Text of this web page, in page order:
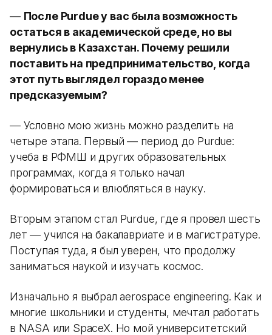
— После Purdue у вас была возможность
остаться в академической среде, но вы
вернулись в Казахстан. Почему решили
поставить на предпринимательство, когда
этот путь выглядел гораздо менее
предсказуемым?
— Условно мою жизнь можно разделить на
четыре этапа. Первый — период до Purdue:
учеба в РФМШ и других образовательных
программах, когда я только начал
формироваться и влюбляться в науку.
Вторым этапом стал Purdue, где я провел шесть
лет — учился на бакалавриате и в магистратуре.
Поступая туда, я был уверен, что продолжу
заниматься наукой и изучать космос.
Изначально я выбрал aerospace engineering. Как и
многие школьники и студенты, мечтал работать
в NASA или SpaceX. Но мой университетский